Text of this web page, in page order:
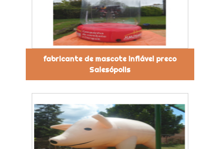
fabricante de mascote inflável preco
Salesópolis